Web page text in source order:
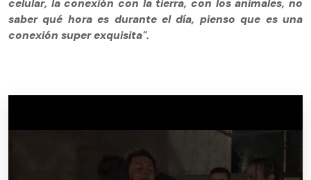
celular, la conexión con la tierra, con los animales, no
saber qué hora es durante el día, pienso que es una
conexión super exquisita".